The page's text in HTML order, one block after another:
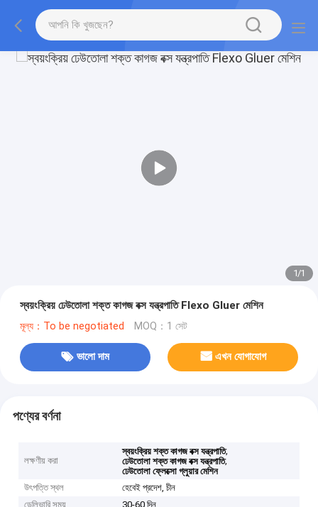
1/1
স্বয়ংক্রিয় ঢেউতোলা শক্ত কাগজ বক্স যন্ত্রপাতি Flexo Gluer মেশিন
মূল্য：To be negotiated MOQ：1 সেট
ভালো দাম এখন যোগাযোগ
পণ্যের বর্ণনা
লক্ষণীয় করা
স্বয়ংক্রিয় শক্ত কাগজ বক্স যন্ত্রপাতি,
ঢেউতোলা শক্ত কাগজ বক্স যন্ত্রপাতি,
ঢেউতোলা ফ্লেক্সো গ্লুয়ার মেশিন
উৎপত্তি স্থল
হেবেই প্রদেশ, চীন
ডেলিভারি সময়
30-60 দিন